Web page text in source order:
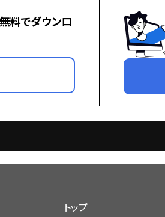
料でダウンロ
トップ